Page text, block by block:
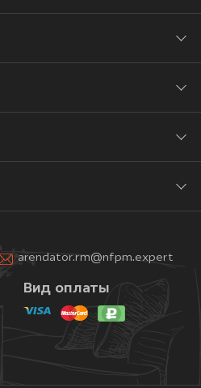
arendator.rm@nfpm.expert
Вид оплаты